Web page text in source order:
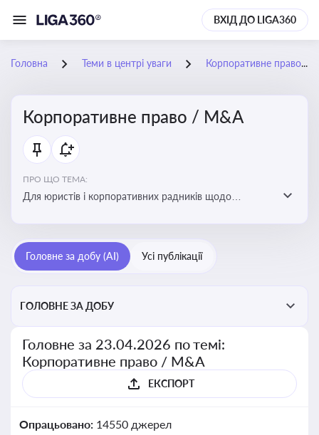
ВХІД ДО LIGA360
Головна Теми в центрі уваги Корпоративне право / M&A
Корпоративне право / M&A
ПРО ЩО ТЕМА:
Для юристів і корпоративних радників щодо
обов’язків мажоритарних і міноритарних акціонерів,
впливу змін у правовому полі на корпоративне
Головне за добу (AI) Усі публікації
ГОЛОВНЕ ЗА ДОБУ
Головне за 23.04.2026 по темі:
Корпоративне право / M&A
ЕКСПОРТ
Опрацьовано: 14550 джерел